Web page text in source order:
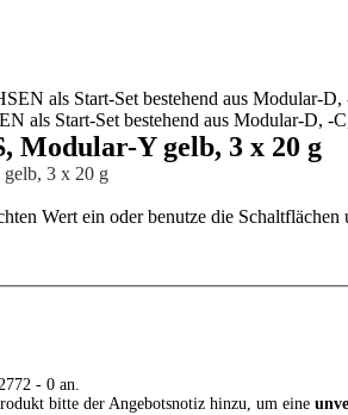
als Start-Set bestehend aus Modular-D, -
Modular-Y gelb, 3 x 20 g
3 x 20 g
Wert ein oder benutze die
- 0 an.
bitte der Angebotsnotiz hinzu, um eine